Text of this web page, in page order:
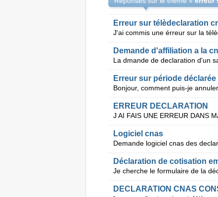
Erreur sur télèdeclaration
Demande d'affiliation a la
Erreur sur période déclarée
ERREUR DECLARATION
Logiciel cnas
Demande logiciel cnas des
Déclaration de cotisation
Je cherche le formulaire de la
DECLARATION CNAS